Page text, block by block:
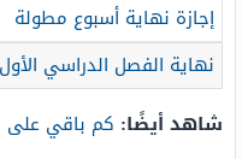
إجازة نهاية أسبوع مطولة
نهاية الفصل الدراسي الأول
شاهد أيضًا: كم باقي على